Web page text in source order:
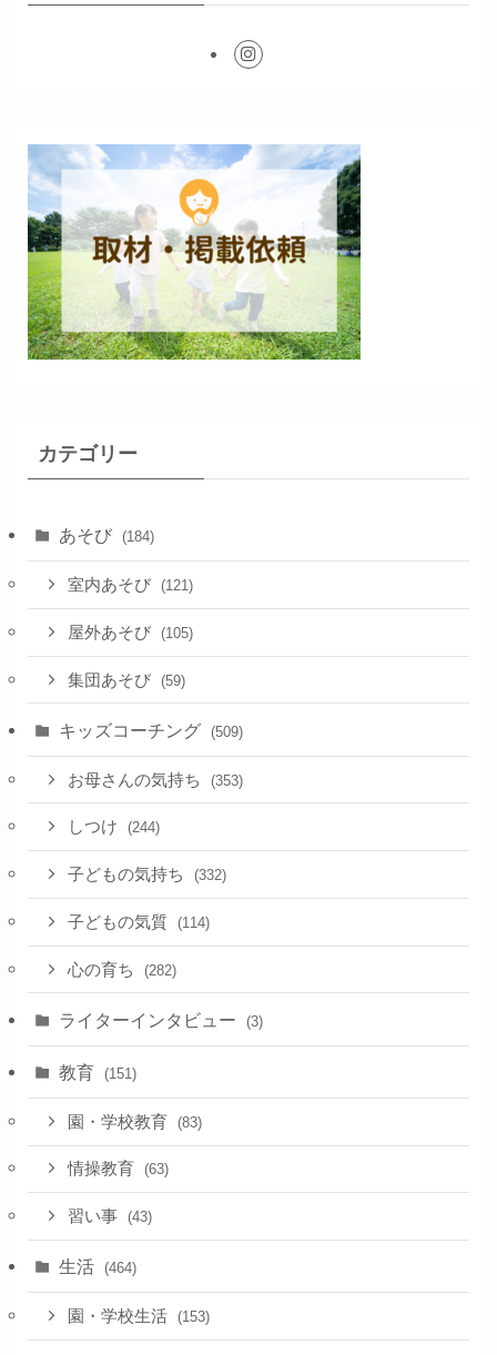
カテゴリー
あそび (184)
室内あそび (121)
屋外あそび (105)
集団あそび (59)
キッズコーチング (509)
お母さんの気持ち (353)
しつけ (244)
子どもの気持ち (332)
子どもの気質 (114)
心の育ち (282)
ライターインタビュー (3)
教育 (151)
園・学校教育 (83)
情操教育 (63)
習い事 (43)
生活 (464)
園・学校生活 (153)